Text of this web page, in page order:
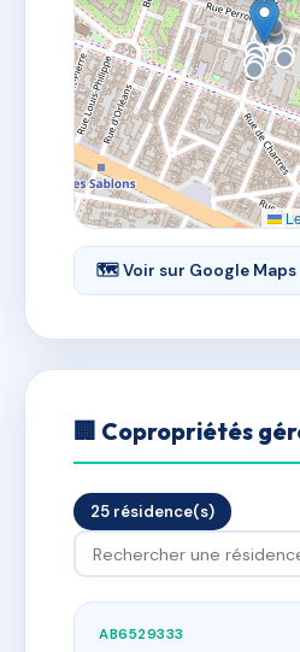
🗺 Voir sur Google Maps
🏢 Copropriétés
25 résidence(s)
AB6529333